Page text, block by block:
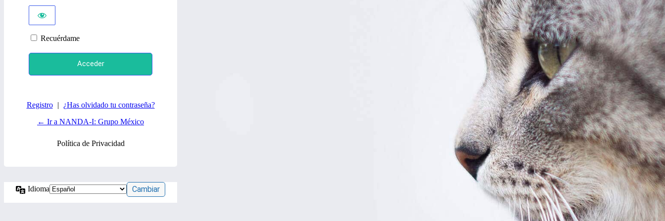
Recuérdame
Registro |
¿Has olvidado tu contraseña?
← Ir a NANDA-I: Grupo México
Política de Privacidad
Idioma